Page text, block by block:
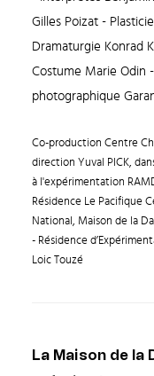
Gilles Poizat -
Dramaturgie Konrad
Costume Marie Odin
photographique
Co-production Centre
direction Yuval PICK,
à l'expérimentation
Résidence Le Pacifique
National, Maison de la
- Résidence
Loic Touzé
La Maison de la